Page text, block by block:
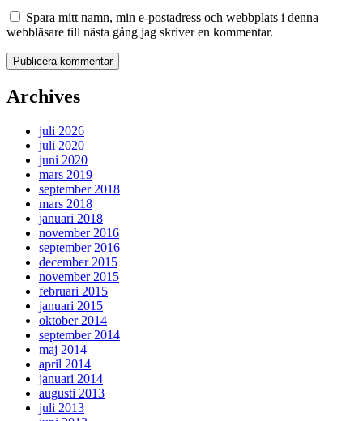
Spara mitt namn, min e-postadress och webbplats i denna
webbläsare till nästa gång jag skriver en kommentar.
Archives
juli 2026
juli 2020
juni 2020
mars 2019
september 2018
mars 2018
januari 2018
november 2016
september 2016
december 2015
november 2015
februari 2015
januari 2015
oktober 2014
september 2014
maj 2014
april 2014
januari 2014
augusti 2013
juli 2013